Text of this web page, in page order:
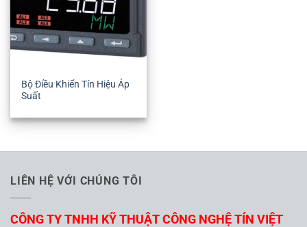
Bộ Điều Khiển Tín Hiệu Áp
Suất
LIÊN HỆ VỚI CHÚNG TÔI
CÔNG TY TNHH KỸ THUẬT CÔNG NGHỆ TÍN VIỆT